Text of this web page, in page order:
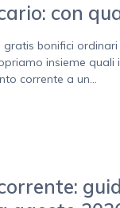
con
bonifici
insieme
corrente a un...